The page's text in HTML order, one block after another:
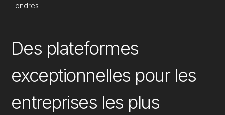
Londres
Des plateformes
exceptionnelles pour les
entreprises les plus